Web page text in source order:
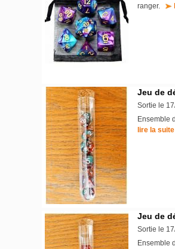
ranger.
Jeu de
Sortie le
Ensemble
lire la suite
Jeu de
Sortie le
Ensemble